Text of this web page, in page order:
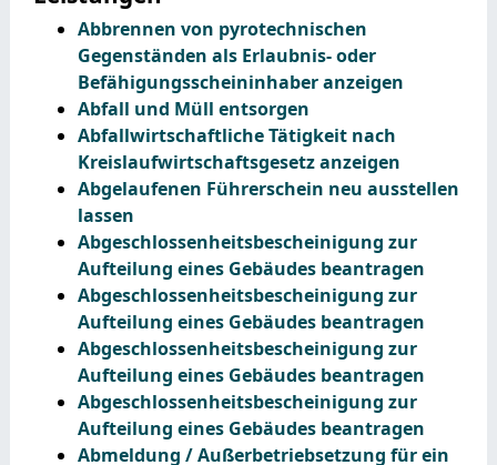
Abbrennen von pyrotechnischen
Gegenständen als Erlaubnis- oder
Befähigungsscheininhaber anzeigen
Abfall und Müll entsorgen
Abfallwirtschaftliche Tätigkeit nach
Kreislaufwirtschaftsgesetz anzeigen
Abgelaufenen Führerschein neu ausstellen
lassen
Abgeschlossenheitsbescheinigung zur
Aufteilung eines Gebäudes beantragen
Abgeschlossenheitsbescheinigung zur
Aufteilung eines Gebäudes beantragen
Abgeschlossenheitsbescheinigung zur
Aufteilung eines Gebäudes beantragen
Abgeschlossenheitsbescheinigung zur
Aufteilung eines Gebäudes beantragen
Abmeldung / Außerbetriebsetzung für ein